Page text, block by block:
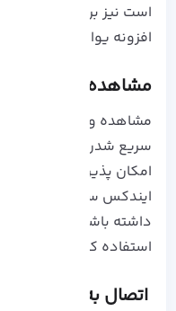
است نیز برای شما نشان
افزونه یواست وجود ندارد.
مشاهده وضعیت
مشاهده وضعیت و
سریع شدن فرآیند
امکان پذیر است. توجه
داشته باشید که در
استفاده کنید.
اتصال به گوگل